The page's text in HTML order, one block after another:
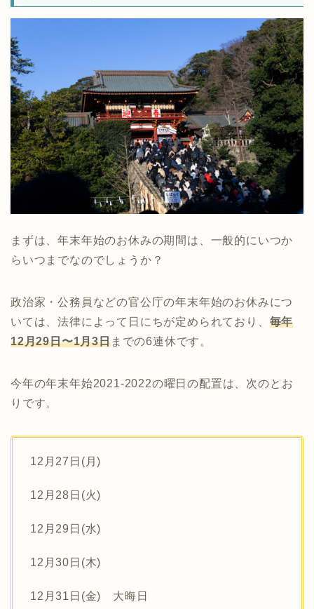
まずは、年末年始のお休みの期間は、一般的にいつか
らいつまでなのでしょうか？
政治家・公務員などの官公庁の年末年始のお休みにつ
いては、法律によって日にちが定められており、 毎年
12月29日〜1月3日までの6連休です。
今年の年末年始2021-2022の曜日の配置は、次のとお
りです。
12月27日(月)
12月28日(火)
12月29日(水)
12月30日(木)
12月31日(金) 大晦日